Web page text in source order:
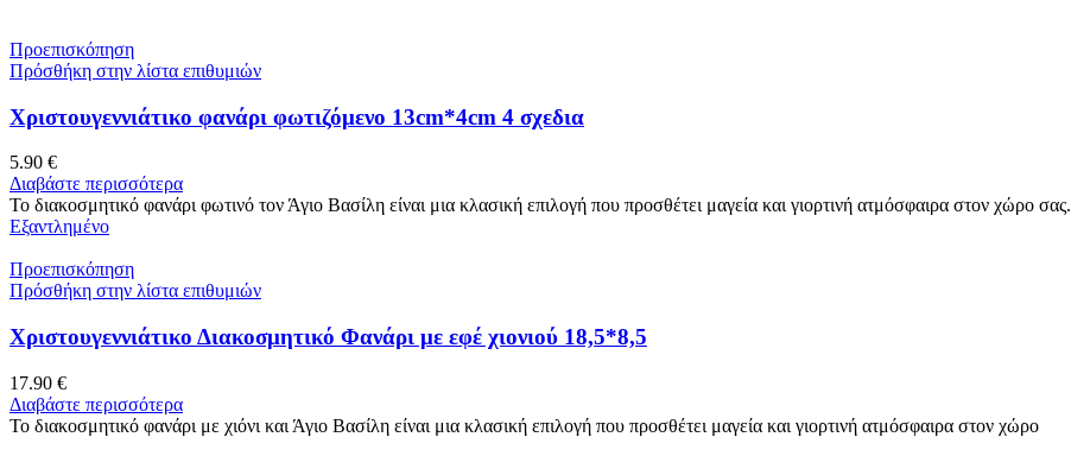
Προεπισκόπηση
Πρόσθήκη στην λίστα επιθυμιών
Χριστουγεννιάτικο φανάρι φωτιζόμενο 13cm*4cm 4 σχεδια
5.90 €
Διαβάστε περισσότερα
Το διακοσμητικό φανάρι φωτινό τον Άγιο Βασίλη είναι μια κλασική επιλογή που προσθέτει μαγεία και γιορτινή ατμόσφαιρα στον χώρο σας.
Εξαντλημένο
Προεπισκόπηση
Πρόσθήκη στην λίστα επιθυμιών
Χριστουγεννιάτικο Διακοσμητικό Φανάρι με εφέ χιονιού 18,5*8,5
17.90 €
Διαβάστε περισσότερα
Το διακοσμητικό φανάρι με χιόνι και Άγιο Βασίλη είναι μια κλασική επιλογή που προσθέτει μαγεία και γιορτινή ατμόσφαιρα στον χώρο